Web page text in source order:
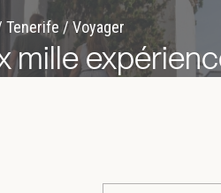
Tenerife / Voyager
mille